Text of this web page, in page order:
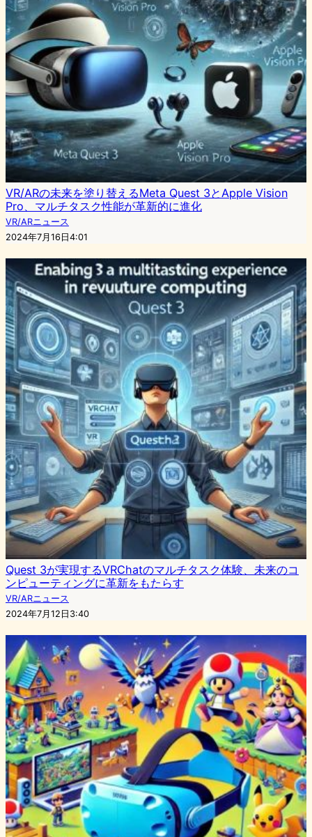
VR/ARの未来を塗り替えるMeta Quest 3とApple Vision
Pro、マルチタスク性能が革新的に進化
VR/ARニュース
2024年7月16日4:01
Quest 3が実現するVRChatのマルチタスク体験、未来のコ
ンピューティングに革新をもたらす
VR/ARニュース
2024年7月12日3:40